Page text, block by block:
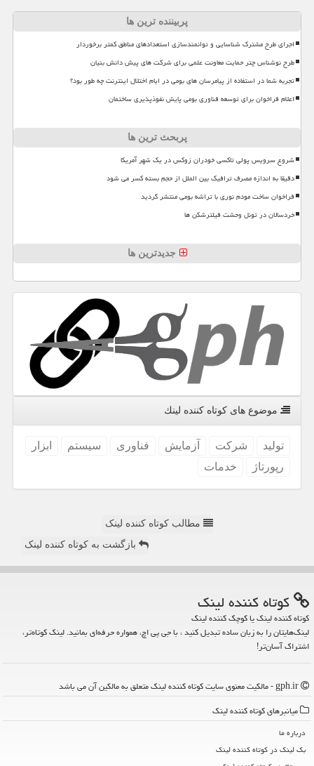
پربیننده ترین ها
اجرای طرح مشترک شناسایی و توانمندسازی استعدادهای مناطق کمتر برخوردار
طرح نوشناس چتر حمایت معاونت علمی برای شرکت های پیش دانش بنیان
تجربه شما در استفاده از پیامرسان های بومی در ایام اختلال اینترنت چه طور بود؟
اعلام فراخوان برای توسعه فناوری بومی پایش نفوذپذیری ساختمان
پربحث ترین ها
شروع سرویس پولی تاکسی خودران زوکس در یک شهر آمریکا
دقیقا به اندازه مصرف ترافیک بین الملل از حجم بسته کسر می شود
فراخوان ساخت مودم نوری با تراشه بومی منتشر گردید
خردسالان در تونل وحشت فیلترشکن ها
جدیدترین ها
موضوع های كوتاه كننده لینك
تولید شركت آزمایش فناوری سیستم
ابزار
رپورتاژ
خدمات
مطالب کوتاه کننده لینک
بازگشت به کوتاه کننده لینک
كوتاه كننده لینك
کوتاه کننده لینک یا کوچک کننده لینک
لینک‌هایتان را به زبان ساده تبدیل کنید ، با جی پی اچ، همواره حرفه‌ای بمانید. لینک کوتاه‌تر،
اشتراک آسان‌تر!
میانبرهای كوتاه كننده لینك
درباره ما
بک لینک در كوتاه كننده لینك